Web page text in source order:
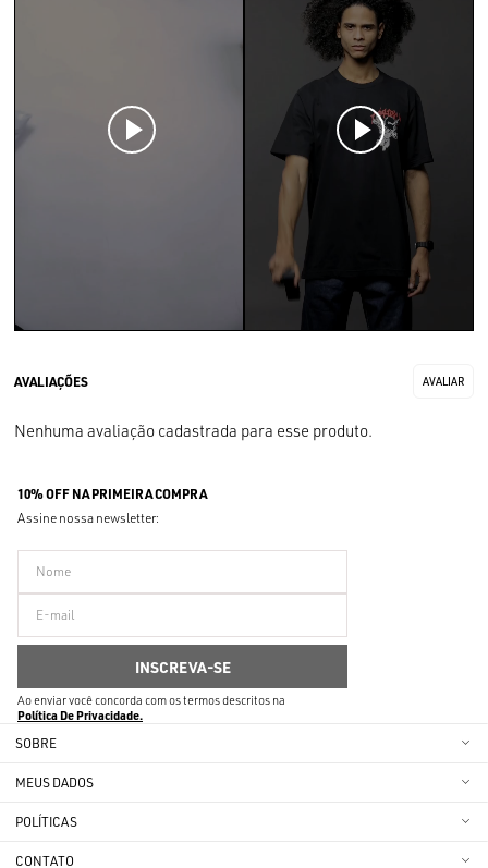
Nenhuma avaliação cadastrada para esse produto.
10% OFF NA PRIMEIRA COMPRA
Assine nossa newsletter:
Ao enviar você concorda com os termos descritos na
Política De Privacidade
SOBRE
MEUS DADOS
POLÍTICAS
CONTATO